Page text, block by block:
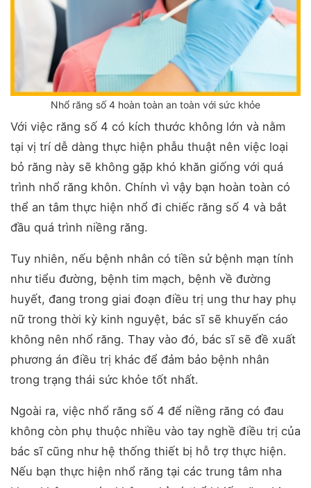
Nhổ răng số 4 hoàn toàn an toàn với sức khỏe
Với việc răng số 4 có kích thước không lớn và nằm
tại vị trí dễ dàng thực hiện phẫu thuật nên việc loại
bỏ răng này sẽ không gặp khó khăn giống với quá
trình nhổ răng khôn. Chính vì vậy bạn hoàn toàn có
thể an tâm thực hiện nhổ đi chiếc răng số 4 và bắt
đầu quá trình niềng răng.
Tuy nhiên, nếu bệnh nhân có tiền sử bệnh mạn tính
như tiểu đường, bệnh tim mạch, bệnh về đường
huyết, đang trong giai đoạn điều trị ung thư hay phụ
nữ trong thời kỳ kinh nguyệt, bác sĩ sẽ khuyến cáo
không nên nhổ răng. Thay vào đó, bác sĩ sẽ đề xuất
phương án điều trị khác để đảm bảo bệnh nhân
trong trạng thái sức khỏe tốt nhất.
Ngoài ra, việc nhổ răng số 4 để niềng răng có đau
không còn phụ thuộc nhiều vào tay nghề điều trị của
bác sĩ cũng như hệ thống thiết bị hỗ trợ thực hiện.
Nếu bạn thực hiện nhổ răng tại các trung tâm nha